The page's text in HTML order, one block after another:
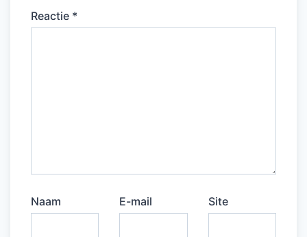
Reactie *
Naam E-mail Site